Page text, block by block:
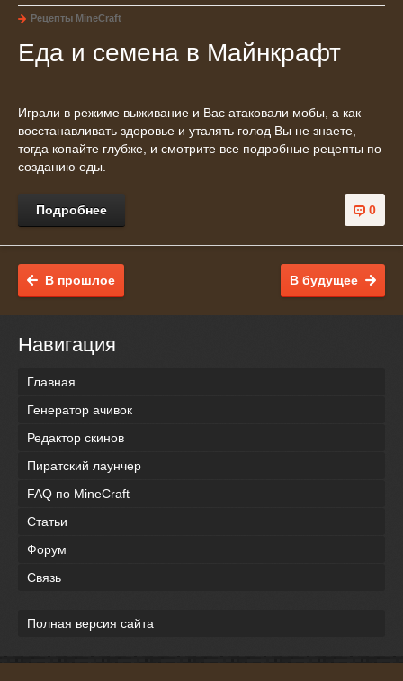
Рецепты MineCraft
Еда и семена в Майнкрафт
Играли в режиме выживание и Вас атаковали мобы, а как
восстанавливать здоровье и уталять голод Вы не знаете,
тогда копайте глубже, и смотрите все подробные рецепты по
созданию еды.
0
Подробнее
В будущее
В прошлое
Навигация
Главная
Генератор ачивок
Редактор скинов
Пиратский лаунчер
FAQ по MineCraft
Статьи
Форум
Связь
Полная версия сайта